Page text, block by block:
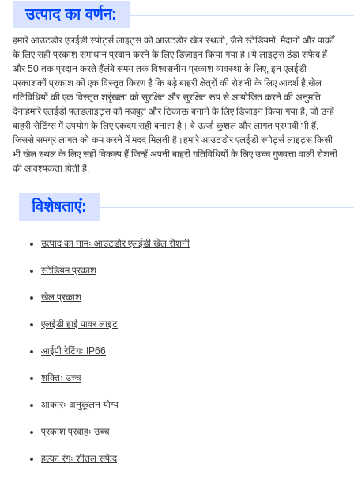
उत्पाद का वर्णन:
हमारे आउटडोर एलईडी स्पोर्ट्स लाइट्स को आउटडोर खेल स्थलों, जैसे स्टेडियमों, मैदानों और पार्कों
के लिए सही प्रकाश समाधान प्रदान करने के लिए डिज़ाइन किया गया है।ये लाइट्स ठंडा सफेद हैं
और 50 तक प्रदान करते हैंलंबे समय तक विश्वसनीय प्रकाश व्यवस्था के लिए, इन एलईडी
प्रकाशकों प्रकाश की एक विस्तृत किरण है कि बड़े बाहरी क्षेत्रों की रोशनी के लिए आदर्श है,खेल
गतिविधियों की एक विस्तृत श्रृंखला को सुरक्षित और सुरक्षित रूप से आयोजित करने की अनुमति
देनाहमारे एलईडी फ्लडलाइट्स को मजबूत और टिकाऊ बनाने के लिए डिज़ाइन किया गया है, जो उन्हें
बाहरी सेटिंग्स में उपयोग के लिए एकदम सही बनाता है। वे ऊर्जा कुशल और लागत प्रभावी भी हैं,
जिससे समग्र लागत को कम करने में मदद मिलती है।हमारे आउटडोर एलईडी स्पोर्ट्स लाइट्स किसी
भी खेल स्थल के लिए सही विकल्प हैं जिन्हें अपनी बाहरी गतिविधियों के लिए उच्च गुणवत्ता वाली रोशनी
की आवश्यकता होती है.
विशेषताएं:
उत्पाद का नामः आउटडोर एलईडी खेल रोशनी
स्टेडियम प्रकाश
खेल प्रकाश
एलईडी हाई पावर लाइट
आईपी रेटिंगः IP66
शक्तिः उच्च
आकारः अनुकूलन योग्य
प्रकाश प्रवाहः उच्च
हल्का रंगः शीतल सफेद